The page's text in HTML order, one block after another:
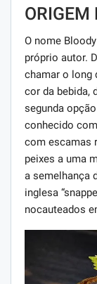
ORIGEM
O nome
próprio autor.
chamar o long
cor da bebida,
segunda
conhecido
com escamas
peixes a uma
a semelhança
inglesa
nocauteados